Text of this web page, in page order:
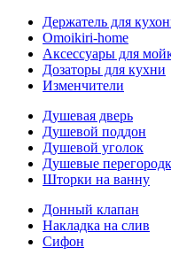
Держатель для
Omoikiri-home
Аксессуары для
Дозаторы для кухни
Изменчители
Душевая дверь
Душевой поддон
Душевой уголок
Душевые
Шторки на ванну
Донный клапан
Накладка на слив
Сифон